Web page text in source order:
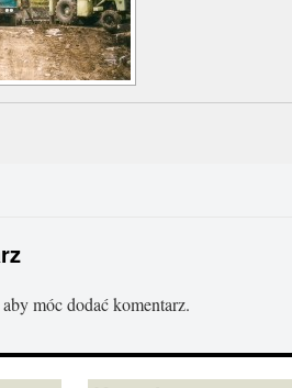
aby móc dodać komentarz.